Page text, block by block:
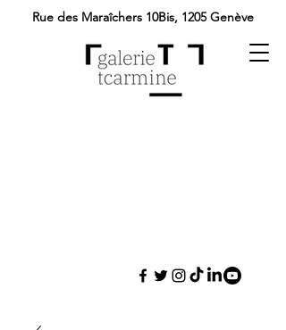
Rue des Maraîchers 10Bis, 1205 Genève